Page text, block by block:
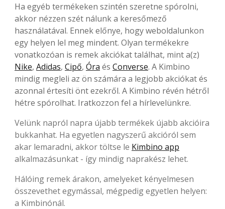
Ha egyéb termékeken szintén szeretne spórolni,
akkor nézzen szét nálunk a keresőmező
használatával. Ennek előnye, hogy weboldalunkon
egy helyen lel meg mindent. Olyan termékekre
vonatkozóan is remek akciókat találhat, mint a(z)
Nike, Adidas, Cipő, Óra és Converse. A Kimbino
mindig megleli az ön számára a legjobb akciókat és
azonnal értesíti önt ezekről. A Kimbino révén hétről
hétre spórolhat. Iratkozzon fel a hírlevelünkre.
Velünk napról napra újabb termékek újabb akcióira
bukkanhat. Ha egyetlen nagyszerű akcióról sem
akar lemaradni, akkor töltse le Kimbino app
alkalmazásunkat - így mindig naprakész lehet.
Hálóing remek árakon, amelyeket kényelmesen
összevethet egymással, mégpedig egyetlen helyen:
a Kimbinónál.